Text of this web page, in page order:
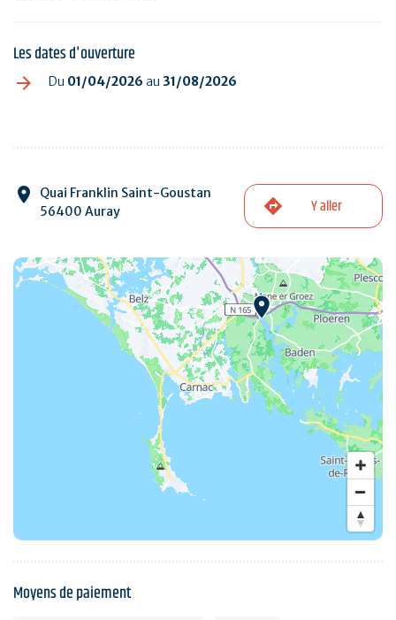
Les dates d'ouverture
Du 01/04/2026 au 31/08/2026
Quai Franklin Saint-Goustan
56400 Auray
Y aller
Moyens de paiement